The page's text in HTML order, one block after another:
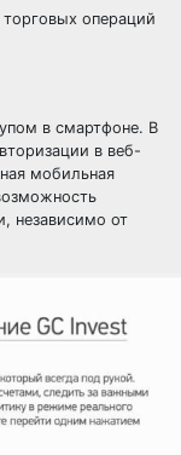
торговых операций
в смартфоне. В
в веб-
мобильная
независимо от